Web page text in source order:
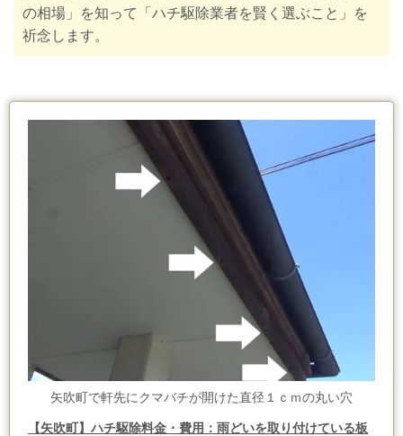
の相場」を知って「ハチ駆除業者を賢く選ぶこと」を
祈念します。
矢吹町で軒先にクマバチが開けた直径１ｃｍの丸い穴
【矢吹町】ハチ駆除料金・費用：雨どいを取り付けている板